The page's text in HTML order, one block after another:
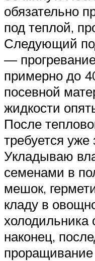
обязательно
под теплой,
Следующий
—
примерно до
посевной
жидкости
После
требуется уже
Укладываю
семенами в
мешок,
кладу в
холодильника
наконец,
проращивание